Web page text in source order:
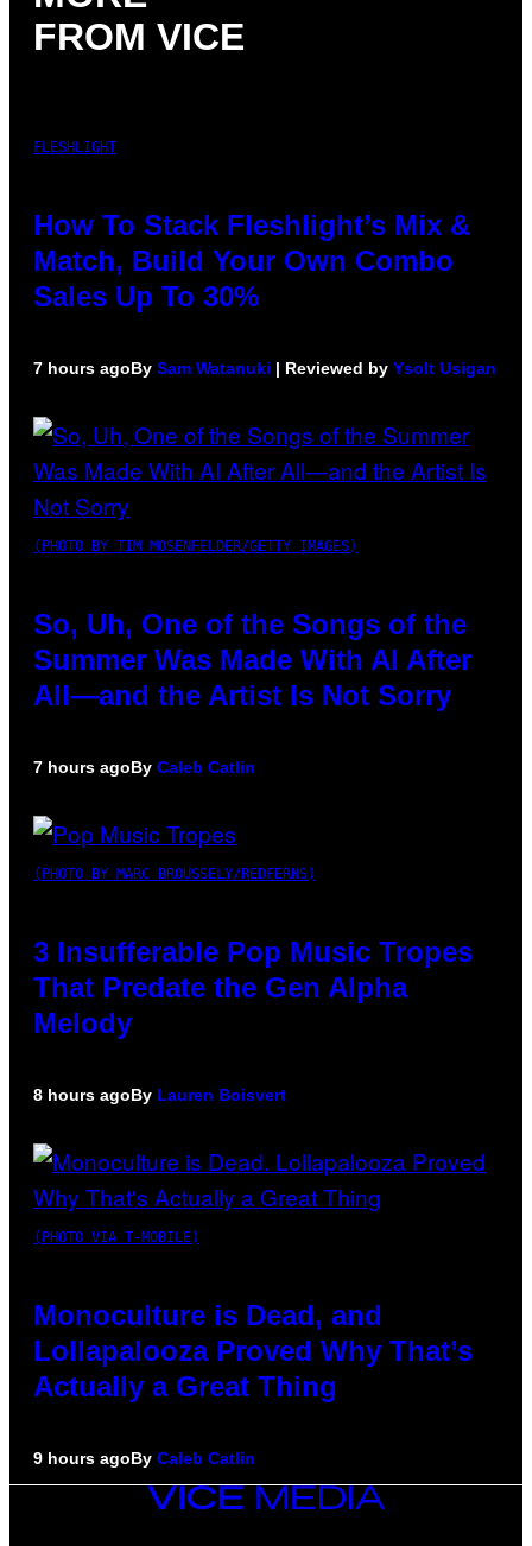
FROM VICE
FLESHLIGHT
How To Stack Fleshlight’s Mix &
Match, Build Your Own Combo
Sales Up To 30%
7 hours agoBy Sam Watanuki | Reviewed by Ysolt Usigan
(PHOTO BY TIM MOSENFELDER/GETTY IMAGES)
So, Uh, One of the Songs of the
Summer Was Made With AI After
All—and the Artist Is Not Sorry
7 hours agoBy Caleb Catlin
(PHOTO BY MARC BROUSSELY/REDFERNS)
3 Insufferable Pop Music Tropes
That Predate the Gen Alpha
Melody
8 hours agoBy Lauren Boisvert
(PHOTO VIA T-MOBILE)
Monoculture is Dead, and
Lollapalooza Proved Why That’s
Actually a Great Thing
9 hours agoBy Caleb Catlin
VICE